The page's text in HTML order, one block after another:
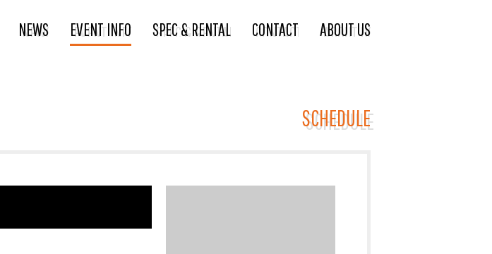
NEWS EVENT INFO SPEC & RENTAL CONTACT ABOUT US
SCHEDULE